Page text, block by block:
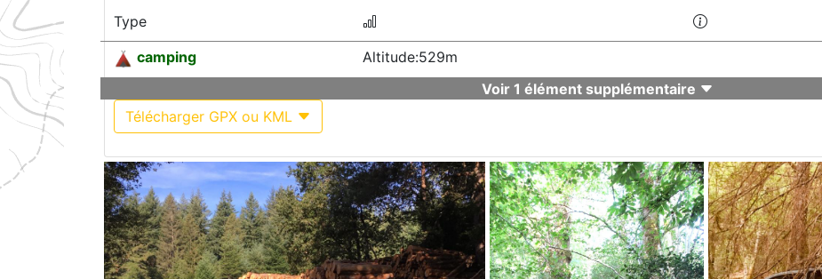
Type
camping
Altitude:529m
Voir 1 élément supplémentaire
Télécharger GPX ou KML